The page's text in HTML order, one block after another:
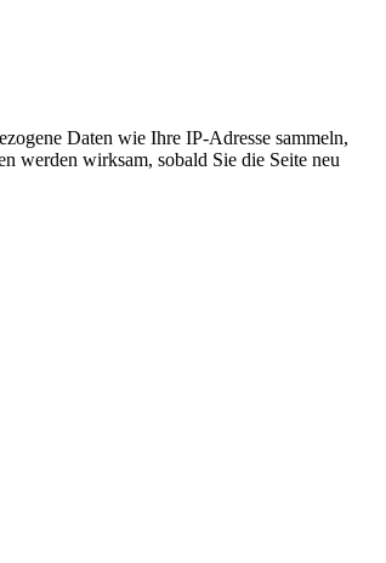
Daten wie Ihre IP-Adresse sammeln,
werden wirksam, sobald Sie die Seite neu